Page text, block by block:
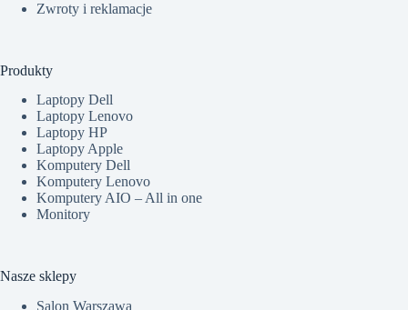
Zwroty i reklamacje
Produkty
Laptopy Dell
Laptopy Lenovo
Laptopy HP
Laptopy Apple
Komputery Dell
Komputery Lenovo
Komputery AIO – All in one
Monitory
Nasze sklepy
Salon Warszawa